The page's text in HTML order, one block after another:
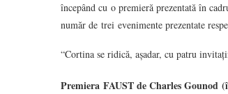
începând cu o premieră prezentată în
număr de trei evenimente prezentate
“Cortina se ridică, așadar, cu patru
Premiera FAUST de Charles Gounod